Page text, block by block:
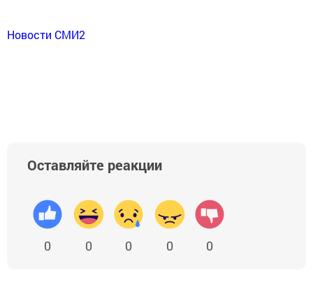
Новости СМИ2
Оставляйте реакции
0 0 0 0 0